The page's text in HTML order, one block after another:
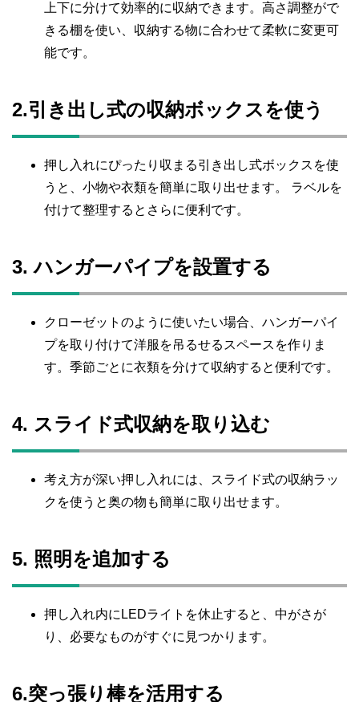
上下に分けて効率的に収納できます。高さ調整がで
きる棚を使い、収納する物に合わせて柔軟に変更可
能です。
2.引き出し式の収納ボックスを使う
押し入れにぴったり収まる引き出し式ボックスを使
うと、小物や衣類を簡単に取り出せます。 ラベルを
付けて整理するとさらに便利です。
3. ハンガーパイプを設置する
クローゼットのように使いたい場合、ハンガーパイ
プを取り付けて洋服を吊るせるスペースを作りま
す。季節ごとに衣類を分けて収納すると便利です。
4. スライド式収納を取り込む
考え方が深い押し入れには、スライド式の収納ラッ
クを使うと奥の物も簡単に取り出せます。
5. 照明を追加する
押し入れ内にLEDライトを休止すると、中がさが
り、必要なものがすぐに見つかります。
6.突っ張り棒を活用する